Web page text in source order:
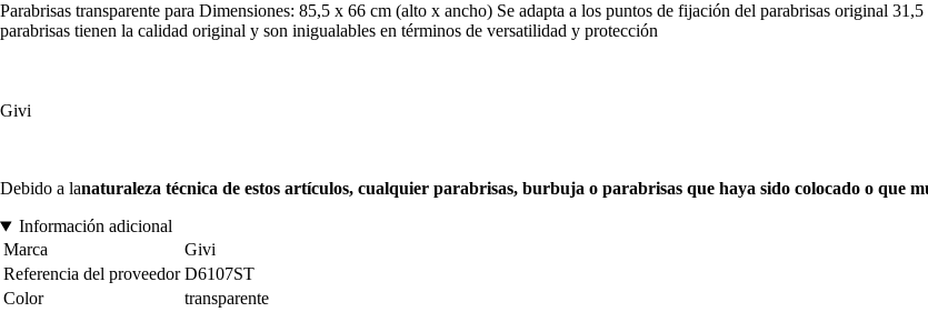
Parabrisas transparente para Dimensiones: 85,5 x 66 cm (alto x ancho) Se adapta a los puntos de fijación del parabrisas original
parabrisas tienen la calidad original y son inigualables en términos de versatilidad y protección
Givi
Debido a lanaturaleza técnica de estos artículos, cualquier parabrisas, burbuja o parabrisas que haya sido colocado o que
Información adicional
Marca
Givi
Referencia del proveedor D6107ST
Color
transparente